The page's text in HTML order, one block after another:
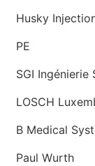
Husky
PE
SGI Ingénierie
LOSCH
B Medical
Paul Wurth